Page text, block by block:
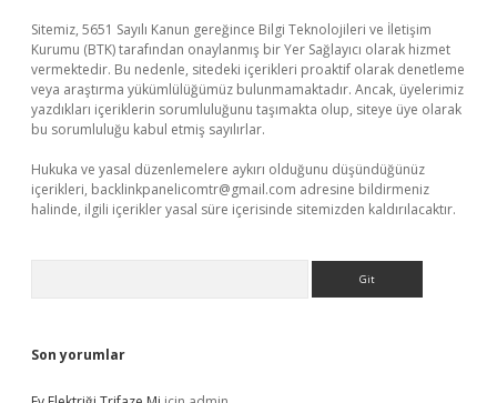
Sitemiz, 5651 Sayılı Kanun gereğince Bilgi Teknolojileri ve İletişim
Kurumu (BTK) tarafından onaylanmış bir Yer Sağlayıcı olarak hizmet
vermektedir. Bu nedenle, sitedeki içerikleri proaktif olarak denetleme
veya araştırma yükümlülüğümüz bulunmamaktadır. Ancak, üyelerimiz
yazdıkları içeriklerin sorumluluğunu taşımakta olup, siteye üye olarak
bu sorumluluğu kabul etmiş sayılırlar.
Hukuka ve yasal düzenlemelere aykırı olduğunu düşündüğünüz
içerikleri, backlinkpanelicomtr@gmail.com adresine bildirmeniz
halinde, ilgili içerikler yasal süre içerisinde sitemizden kaldırılacaktır.
Son yorumlar